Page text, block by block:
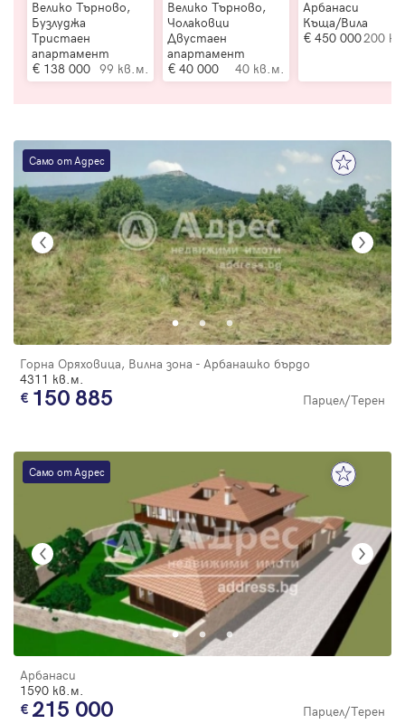
Велико Търново,
Бузлуджа
Тристаен
апартамент
138 000 99 кв.м.
Велико Търново,
Чолаковци
Двустаен
апартамент
40 000
40 кв.м.
Арбанаси
Къща/Вила
450 000200
Само от Адрес
Горна Оряховица, Вилна зона - Арбанашко бърдо
4311 кв.м.
150 885 Парцел/Терен
Само от Адрес
Арбанаси
1590 кв.м.
215 000 Парцел/Терен